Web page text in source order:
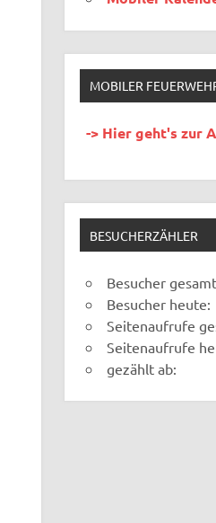
MOBILER
-> Hier geht's zur
BESUCHERZÄHLER
Besucher
Besucher heute:
Seitenaufrufe
Seitenaufrufe
gezählt ab: